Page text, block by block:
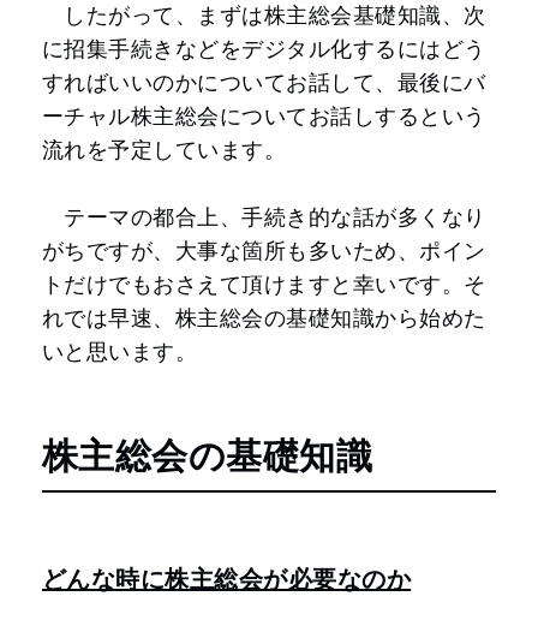
したがって、まずは株主総会基礎知識、次
に招集手続きなどをデジタル化するにはどう
すればいいのかについてお話して、最後にバ
ーチャル株主総会についてお話しするという
流れを予定しています。
テーマの都合上、手続き的な話が多くなり
がちですが、大事な箇所も多いため、ポイン
トだけでもおさえて頂けますと幸いです。そ
れでは早速、株主総会の基礎知識から始めた
いと思います。
株主総会の基礎知識
どんな時に株主総会が必要なのか